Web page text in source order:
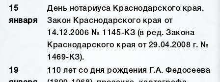
15
января
День нотариуса Краснодарского края.
Закон Краснодарского края от
14.12.2006 № 1145-КЗ (в ред. Закона
Краснодарского края от 29.04.2008 г. №
1469-КЗ).
19
110 лет со дня рождения Г.А. Федосеева